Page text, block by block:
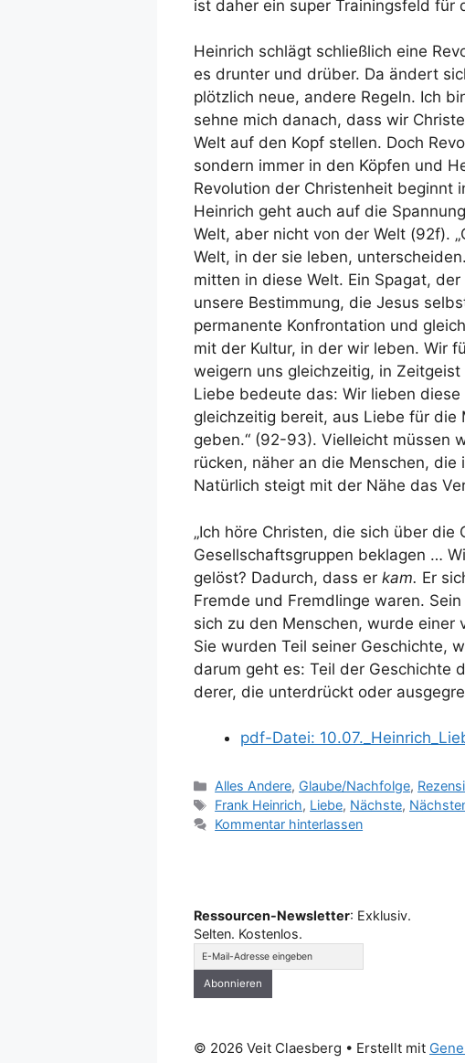
ist daher ein super Trainingsfeld für
Heinrich schlägt schließlich eine
es drunter und drüber. Da ändert
plötzlich neue, andere Regeln. Ich
sehne mich danach, dass wir
Welt auf den Kopf stellen. Doch
sondern immer in den Köpfen und
Revolution der Christenheit beginnt
Heinrich geht auch auf die
Welt, aber nicht von der Welt (92f).
Welt, in der sie leben,
mitten in diese Welt. Ein Spagat,
unsere Bestimmung, die Jesus
permanente Konfrontation und
mit der Kultur, in der wir leben. Wir
weigern uns gleichzeitig, in
Liebe bedeute das: Wir lieben
gleichzeitig bereit, aus Liebe für die
geben.“ (92-93). Vielleicht müssen
rücken, näher an die Menschen,
Natürlich steigt mit der Nähe das
„Ich höre Christen, die sich über
Gesellschaftsgruppen beklagen …
gelöst? Dadurch, dass er kam. Er
Fremde und Fremdlinge waren.
sich zu den Menschen, wurde einer
Sie wurden Teil seiner Geschichte,
darum geht es: Teil der Geschichte
derer, die unterdrückt oder
pdf-Datei:
Kategorien
Alles Andere, Glaube/Nachfolge,
Schlagwörter
Frank Heinrich, Liebe, Nächste,
Kommentar hinterlassen
Ressourcen-Newsletter: Exklusiv.
Selten. Kostenlos.
© 2026 Veit Claesberg • Erstellt mit